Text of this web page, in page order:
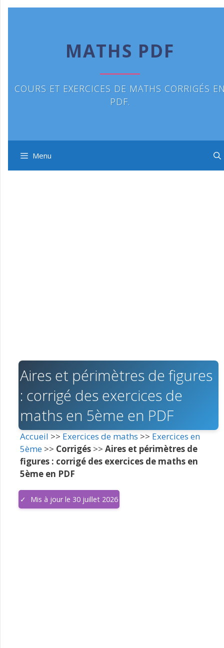
MATHS PDF
COURS ET EXERCICES DE MATHS CORRIGÉS
PDF.
Menu
Aires et périmètres de figures
: corrigé des exercices de
maths en 5ème en PDF
Accueil >> Exercices de maths >> Exercices en
5ème >> Corrigés >> Aires et périmètres de
figures : corrigé des exercices de maths en
5ème en PDF
Mis à jour le 30 juillet 2026